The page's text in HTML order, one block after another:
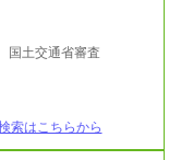
国土交通省審査
索はこちらから